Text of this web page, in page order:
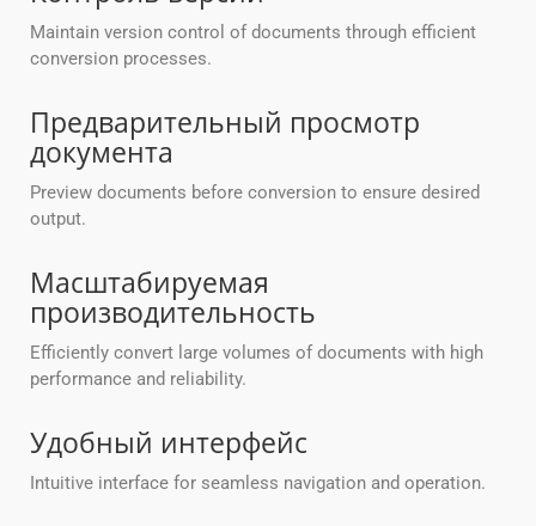
Maintain version control of documents through efficient
conversion processes.
Предварительный просмотр
документа
Preview documents before conversion to ensure desired
output.
Масштабируемая
производительность
Efficiently convert large volumes of documents with high
performance and reliability.
Удобный интерфейс
Intuitive interface for seamless navigation and operation.